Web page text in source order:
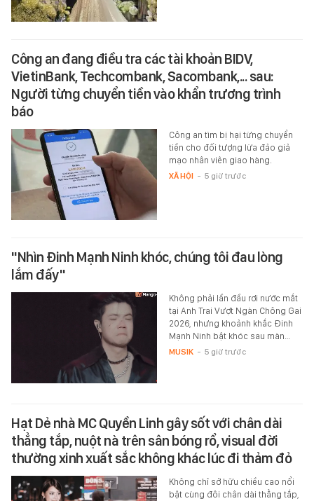
Công an đang điều tra các tài khoản BIDV,
VietinBank, Techcombank, Sacombank,... sau:
Người từng chuyển tiền vào khẩn trương trình
báo
Công an tìm bị hại từng chuyển
tiền cho đối tượng lừa đảo giả
mạo nhân viên giao hàng.
XÃ HỘI - 5 giờ trước
"Nhìn Đinh Mạnh Ninh khóc, chúng tôi đau lòng
lắm đấy"
Không phải lần đầu rơi nước mắt
tại Anh Trai Vượt Ngàn Chông Gai
2026, nhưng khoảnh khắc Đinh
Mạnh Ninh bật khóc sau màn…
MUSIK - 5 giờ trước
Hạt Dẻ nhà MC Quyền Linh gây sốt với chân dài
thẳng tắp, nuột nà trên sân bóng rổ, visual đời
thường xinh xuất sắc không khác lúc đi thảm đỏ
Không chỉ sở hữu chiều cao nổi
bật cùng đôi chân dài thẳng tắp,